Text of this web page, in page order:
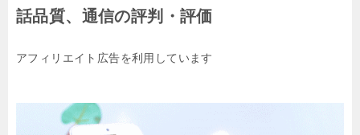
話品質、通信の評判・評価
アフィリエイト広告を利用しています